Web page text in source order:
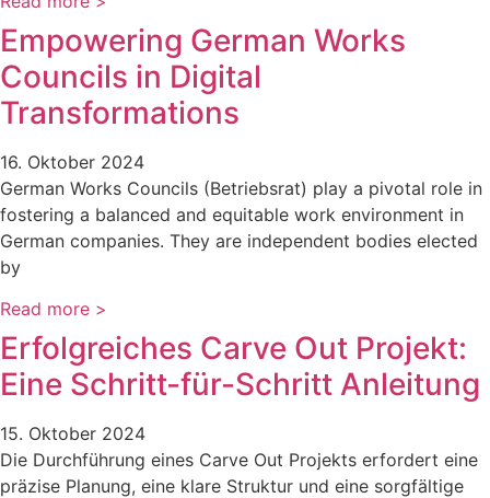
Empowering German Works
Councils in Digital
Transformations
16. Oktober 2024
German Works Councils (Betriebsrat) play a pivotal role in
fostering a balanced and equitable work environment in
German companies. They are independent bodies elected
by
Read more >
Erfolgreiches Carve Out Projekt:
Eine Schritt-für-Schritt Anleitung
15. Oktober 2024
Die Durchführung eines Carve Out Projekts erfordert eine
präzise Planung, eine klare Struktur und eine sorgfältige